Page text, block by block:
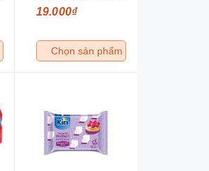
19.000₫
Chọn sản phẩm